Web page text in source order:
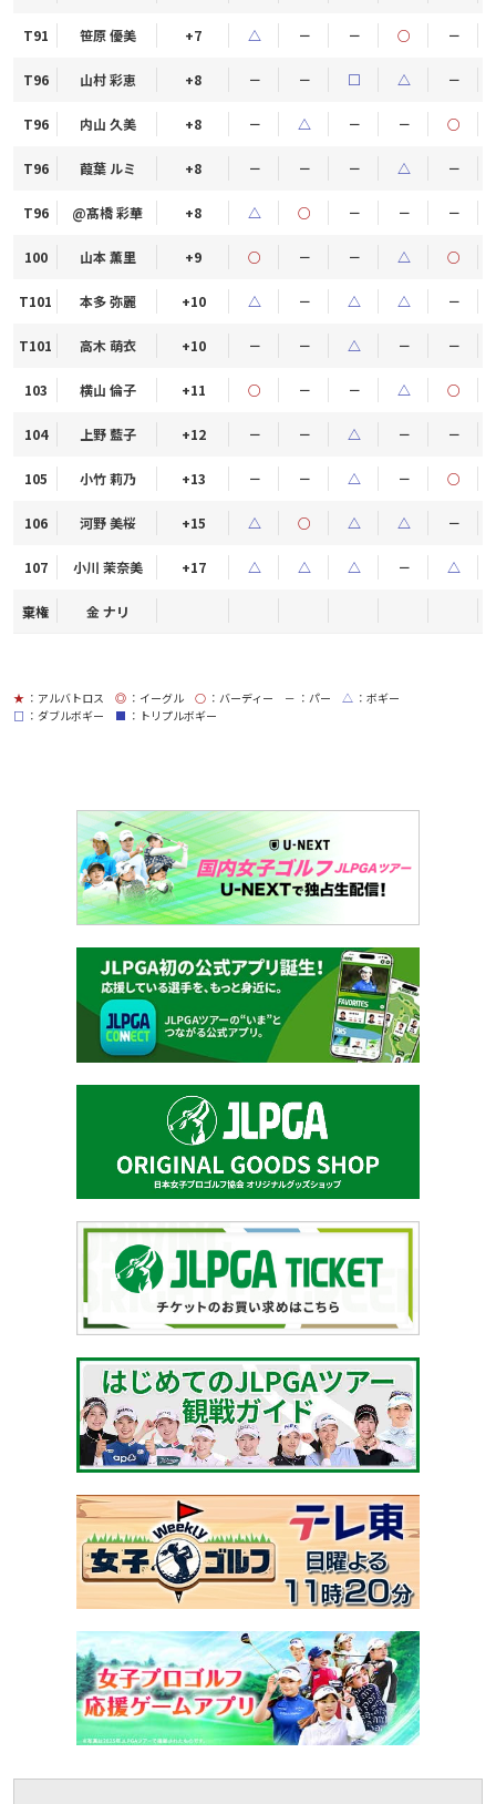
T91 笹原 優美 +7 △ － － ○ －
T96 山村 彩恵 +8 － － □ △ －
T96 内山 久美 +8 － △ － － ○
T96 葭葉 ルミ +8 － － － △ －
T96 @髙橋 彩華 +8 △ ○ － － －
100 山本 薫里 +9 ○ － － △ ○
T101 本多 弥麗 +10 △ － △ △ －
T101 高木 萌衣 +10 － － △ － －
103 横山 倫子 +11 ○ － － △ ○
104 上野 藍子 +12 － － △ － －
105 小竹 莉乃 +13 － － △ － ○
106 河野 美桜 +15 △ ○ △ △ －
107 小川 茉奈美 +17 △ △ △ － △
棄権 金 ナリ
★ ：アルバトロス ◎ ：イーグル ○ ：バーディー － ：パー △ ：ボギー
□ ：ダブルボギー ■ ：トリプルボギー